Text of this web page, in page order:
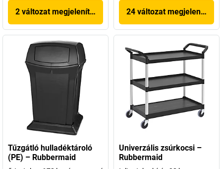
2 változat megjelenítése 24 változat megjelenítése
Tűzgátló hulladéktároló
(PE) – Rubbermaid
Univerzális zsúrkocsi –
Rubbermaid